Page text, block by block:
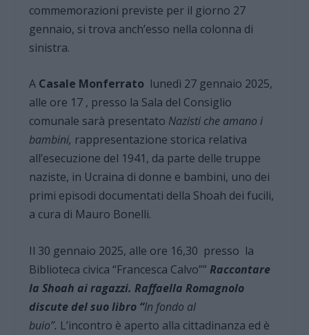
commemorazioni previste per il giorno 27
gennaio, si trova anch’esso nella colonna di
sinistra.
A Casale Monferrato lunedì 27 gennaio 2025,
alle ore 17 , presso la Sala del Consiglio
comunale sarà presentato Nazisti che amano i
bambini, rappresentazione storica relativa
all’esecuzione del 1941, da parte delle truppe
naziste, in Ucraina di donne e bambini, uno dei
primi episodi documentati della Shoah dei fucili,
a cura di Mauro Bonelli.
Il 30 gennaio 2025, alle ore 16,30 presso la
Biblioteca civica “Francesca Calvo””Raccontare
la Shoah ai ragazzi. Raffaella Romagnolo
discute del suo libro “In fondo al
buio”. L’incontro è aperto alla cittadinanza ed è